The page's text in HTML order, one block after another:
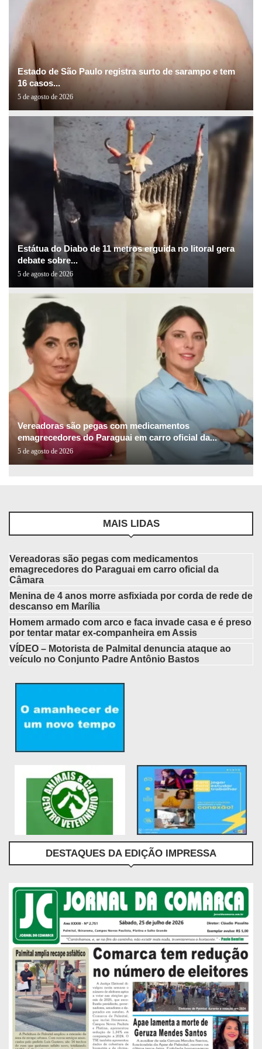
Estado de São Paulo registra surto de sarampo e tem
16 casos...
5 de agosto de 2026
Estátua do Diabo de 11 metros erguida no litoral gera
debate sobre...
5 de agosto de 2026
Vereadoras são pegas com medicamentos
emagrecedores do Paraguai em carro oficial da...
5 de agosto de 2026
MAIS LIDAS
Vereadoras são pegas com medicamentos
emagrecedores do Paraguai em carro oficial da
Câmara
Menina de 4 anos morre asfixiada por corda de rede de
descanso em Marília
Homem armado com arco e faca invade casa e é preso
por tentar matar ex-companheira em Assis
VÍDEO – Motorista de Palmital denuncia ataque ao
veículo no Conjunto Padre Antônio Bastos
DESTAQUES DA EDIÇÃO IMPRESSA